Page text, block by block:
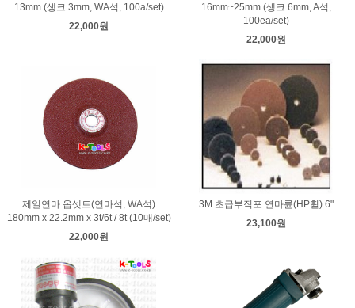
13mm (생크 3mm, WA석, 100a/set)
22,000원
16mm~25mm (생크 6mm, A석,
100ea/set)
22,000원
제일연마 옵셋트(연마석, WA석)
180mm x 22.2mm x 3t/6t / 8t (10매/set)
22,000원
3M 초급부직포 연마륜(HP휠) 6"
23,100원